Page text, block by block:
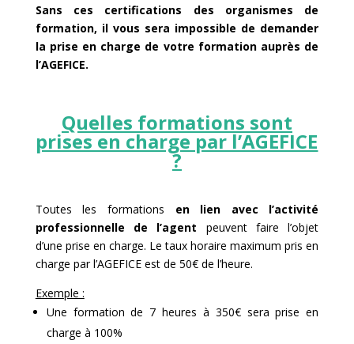
Sans ces certifications des organismes de
formation, il vous sera impossible de demander
la prise en charge de votre formation auprès de
l’AGEFICE.
Quelles formations sont
prises en charge par l’AGEFICE
?
Toutes les formations en lien avec l’activité
professionnelle de l’agent peuvent faire l’objet
d’une prise en charge. Le taux horaire maximum pris en
charge par l’AGEFICE est de 50€ de l’heure.
Exemple :
Une formation de 7 heures à 350€ sera prise en
charge à 100%